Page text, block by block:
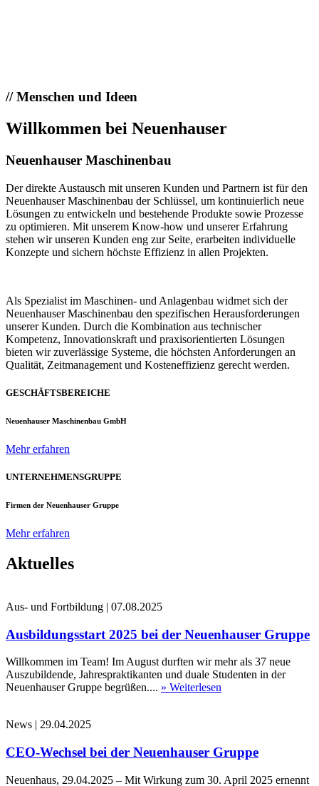
//Menschen und Ideen
Willkommen bei Neuenhauser
Neuenhauser Maschinenbau
Der direkte Austausch mit unseren Kunden und Partnern ist für den
Neuenhauser Maschinenbau der Schlüssel, um kontinuierlich neue
Lösungen zu entwickeln und bestehende Produkte sowie Prozesse
zu optimieren. Mit unserem Know-how und unserer Erfahrung
stehen wir unseren Kunden eng zur Seite, erarbeiten individuelle
Konzepte und sichern höchste Effizienz in allen Projekten.
Als Spezialist im Maschinen- und Anlagenbau widmet sich der
Neuenhauser Maschinenbau den spezifischen Herausforderungen
unserer Kunden. Durch die Kombination aus technischer
Kompetenz, Innovationskraft und praxisorientierten Lösungen
bieten wir zuverlässige Systeme, die höchsten Anforderungen an
Qualität, Zeitmanagement und Kosteneffizienz gerecht werden.
GESCHÄFTSBEREICHE
Neuenhauser Maschinenbau GmbH
Mehr erfahren
UNTERNEHMENSGRUPPE
Firmen der Neuenhauser Gruppe
Mehr erfahren
Aktuelles
Aus- und Fortbildung | 07.08.2025
Ausbildungsstart 2025 bei der Neuenhauser Gruppe
Willkommen im Team! Im August durften wir mehr als 37 neue
Auszubildende, Jahrespraktikanten und duale Studenten in der
Neuenhauser Gruppe begrüßen.... » Weiterlesen
News | 29.04.2025
CEO-Wechsel bei der Neuenhauser Gruppe
Neuenhaus, 29.04.2025 – Mit Wirkung zum 30. April 2025 ernennt